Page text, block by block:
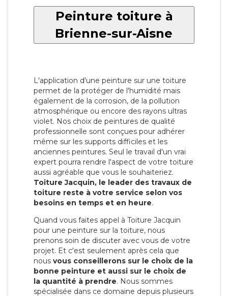
Peinture toiture à
Brienne-sur-Aisne
L'application d'une peinture sur une toiture
permet de la protéger de l'humidité mais
également de la corrosion, de la pollution
atmosphérique ou encore des rayons ultras
violet. Nos choix de peintures de qualité
professionnelle sont conçues pour adhérer
même sur les supports difficiles et les
anciennes peintures. Seul le travail d'un vrai
expert pourra rendre l'aspect de votre toiture
aussi agréable que vous le souhaiteriez.
Toiture Jacquin, le leader des travaux de
toiture reste à votre service selon vos
besoins en temps et en heure.
Quand vous faites appel à Toiture Jacquin
pour une peinture sur la toiture, nous
prenons soin de discuter avec vous de votre
projet. Et c'est seulement après cela que
nous vous conseillerons sur le choix de la
bonne peinture et aussi sur le choix de
la quantité à prendre. Nous sommes
spécialisée dans ce domaine depuis plusieurs